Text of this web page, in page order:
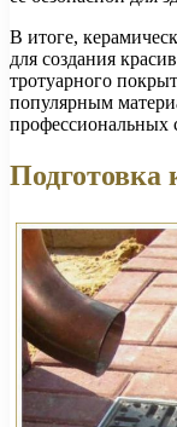
В итоге,
для создания
тротуарного
популярным
профессиональных
Подготовка